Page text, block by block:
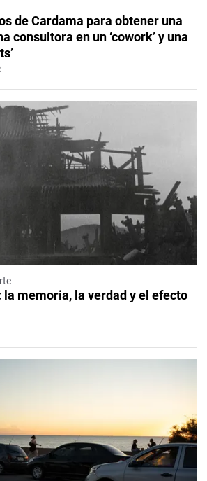
de Cardama para obtener una
consultora en un ‘cowork’ y una
la memoria, la verdad y el efecto